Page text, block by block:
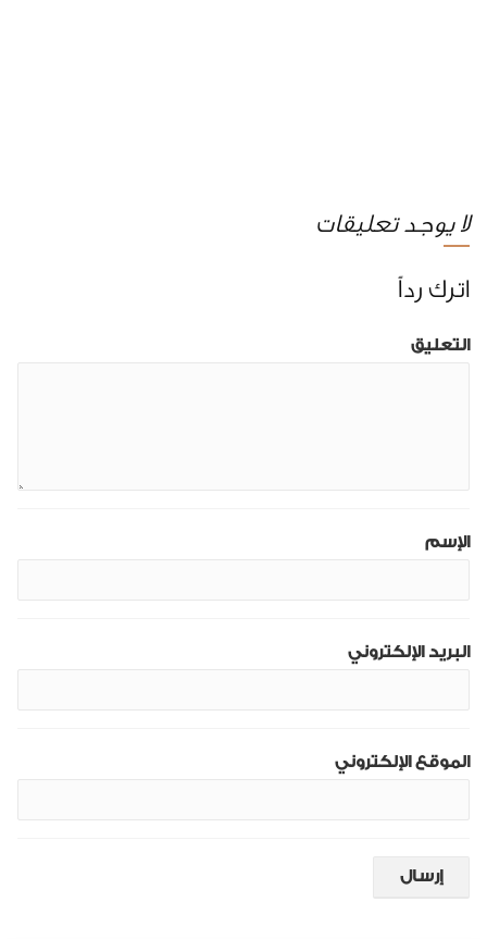
لا يوجد تعليقات
اترك رداً
التعليق
الإسم
البريد الإلكتروني
الموقع الإلكتروني